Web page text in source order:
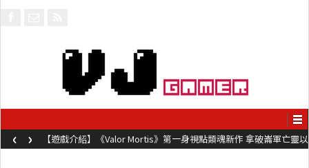
【遊戲介紹】《Valor Mortis》第一身視點類魂新作 拿破崙軍亡靈以
槍械劍與魔法殺敵
‹ ›